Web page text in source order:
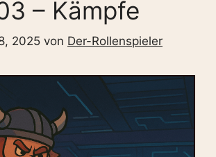
– Kämpfe
2025 von Der-Rollenspieler